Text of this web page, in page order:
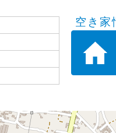
空き家